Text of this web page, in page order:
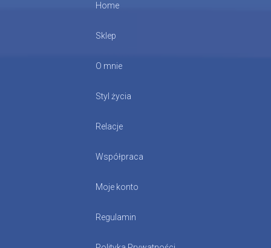
Home
Sklep
O mnie
Styl życia
Relacje
Współpraca
Moje konto
Regulamin